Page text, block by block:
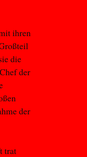
ihren
die
der
der
trat